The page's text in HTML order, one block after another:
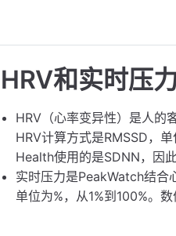
HRV和实时压
HRV（心率变异性）是人的
HRV计算方式是RMSSD，
Health使用的是SDNN，因此
实时压力是PeakWatch结合
单位为%，从1%到100%。